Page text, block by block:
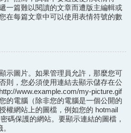
一篇難以閱讀的文章而遭版主編輯或
在每篇文章中可以使用表情符號的數
示圖片。如果管理員允許，那麼您可
則，您必須使用連結去顯示儲存在公
www.example.com/my-picture.gif
的電腦（除非您的電腦是一個公開的
權網站上的圖檔，例如您的 hotmail
碼保護的網站。要顯示連結的圖檔，